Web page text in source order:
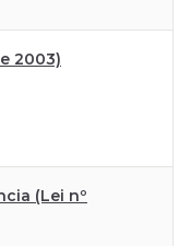
2003)
(Lei nº